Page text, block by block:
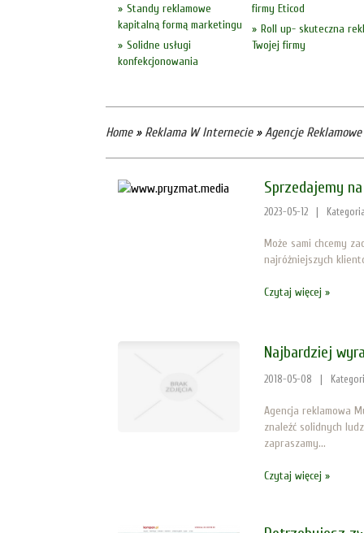
firmy Eticod
Standy reklamowe
kapitalną formą marketingu
Roll up- skuteczna
Twojej firmy
Solidne usługi
konfekcjonowania
Home» Reklama W Internecie» Agencje Reklamowe
Sprzedajemy
2023-05-12
Może sami chcemy
najróżniejszych
Czytaj więcej »
Najbardziej
2018-05-08
Agencja reklamowa
znaleźć solidnych
zapraszamy...
Czytaj więcej »